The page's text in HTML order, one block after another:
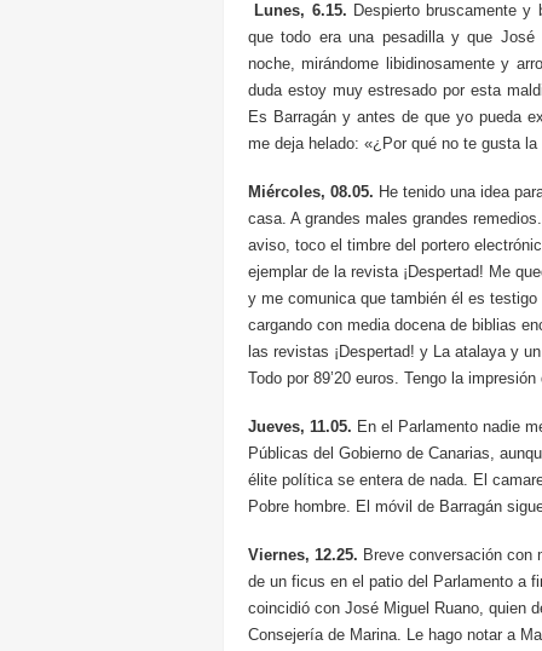
Lunes, 6.15. Despierto bruscamente
que todo era una pesadilla y que
noche, mirándome libidinosamente y
duda estoy muy estresado por esta
Es Barragán y antes de que yo pueda
me deja helado: «¿Por qué no te gusta
Miércoles, 08.05. He tenido una idea
casa. A grandes males grandes
aviso, toco el timbre del portero
ejemplar de la revista ¡Despertad! Me
y me comunica que también él es
cargando con media docena de biblias
las revistas ¡Despertad! y La atalaya y
Todo por 89’20 euros. Tengo la
Jueves, 11.05. En el Parlamento nadie
Públicas del Gobierno de Canarias,
élite política se entera de nada. El
Pobre hombre. El móvil de Barragán
Viernes, 12.25. Breve conversación con
de un ficus en el patio del Parlamento a
coincidió con José Miguel Ruano, quien
Consejería de Marina. Le hago notar a